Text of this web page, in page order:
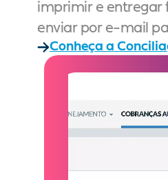
imprimir e entregar
enviar por e-mail
Conheça a